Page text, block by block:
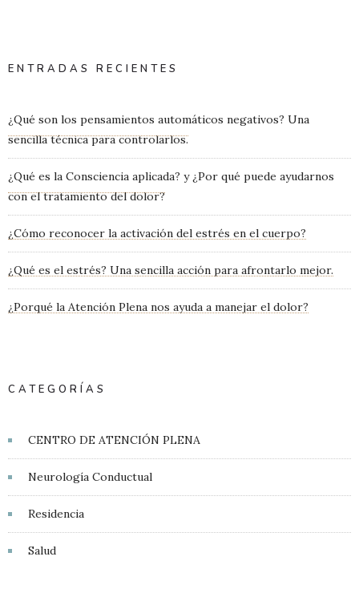
ENTRADAS RECIENTES
¿Qué son los pensamientos automáticos negativos? Una
sencilla técnica para controlarlos.
¿Qué es la Consciencia aplicada? y ¿Por qué puede ayudarnos
con el tratamiento del dolor?
¿Cómo reconocer la activación del estrés en el cuerpo?
¿Qué es el estrés? Una sencilla acción para afrontarlo mejor.
¿Porqué la Atención Plena nos ayuda a manejar el dolor?
CATEGORÍAS
CENTRO DE ATENCIÓN PLENA
Neurología Conductual
Residencia
Salud